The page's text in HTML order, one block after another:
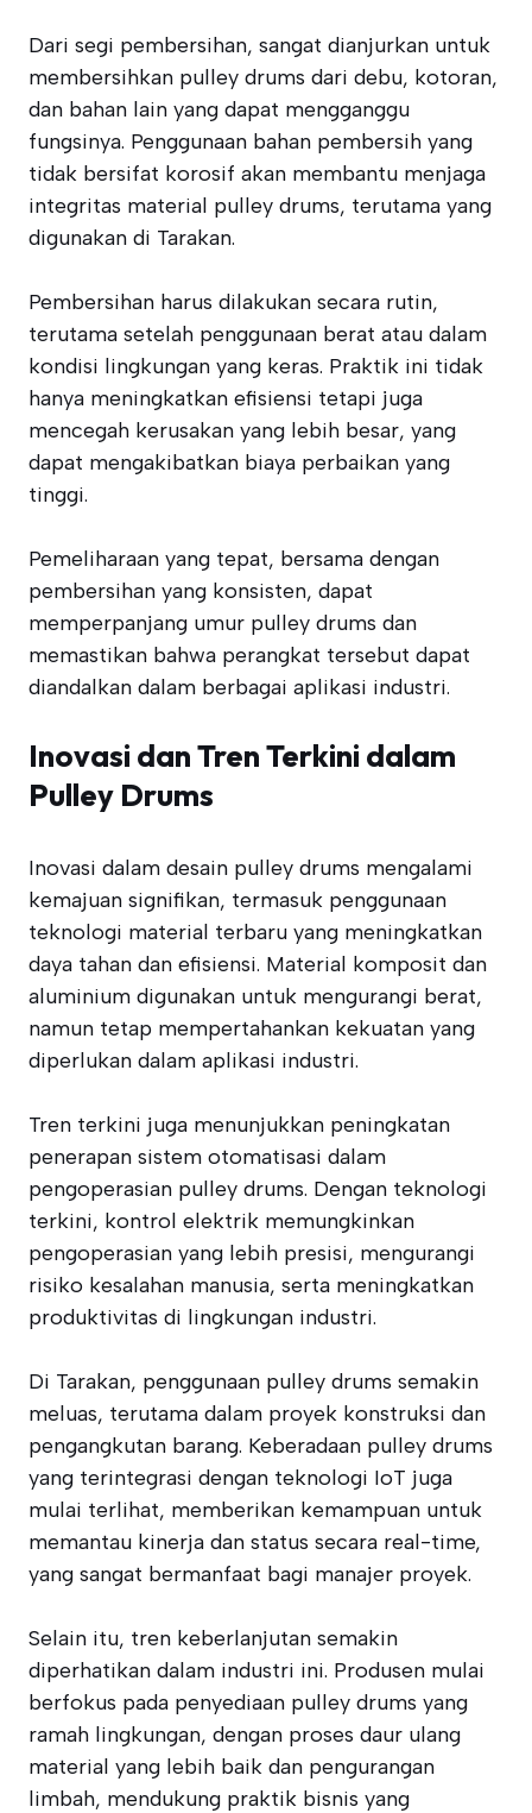
Dari segi pembersihan, sangat dianjurkan untuk
membersihkan pulley drums dari debu, kotoran,
dan bahan lain yang dapat mengganggu
fungsinya. Penggunaan bahan pembersih yang
tidak bersifat korosif akan membantu menjaga
integritas material pulley drums, terutama yang
digunakan di Tarakan.
Pembersihan harus dilakukan secara rutin,
terutama setelah penggunaan berat atau dalam
kondisi lingkungan yang keras. Praktik ini tidak
hanya meningkatkan efisiensi tetapi juga
mencegah kerusakan yang lebih besar, yang
dapat mengakibatkan biaya perbaikan yang
tinggi.
Pemeliharaan yang tepat, bersama dengan
pembersihan yang konsisten, dapat
memperpanjang umur pulley drums dan
memastikan bahwa perangkat tersebut dapat
diandalkan dalam berbagai aplikasi industri.
Inovasi dan Tren Terkini dalam
Pulley Drums
Inovasi dalam desain pulley drums mengalami
kemajuan signifikan, termasuk penggunaan
teknologi material terbaru yang meningkatkan
daya tahan dan efisiensi. Material komposit dan
aluminium digunakan untuk mengurangi berat,
namun tetap mempertahankan kekuatan yang
diperlukan dalam aplikasi industri.
Tren terkini juga menunjukkan peningkatan
penerapan sistem otomatisasi dalam
pengoperasian pulley drums. Dengan teknologi
terkini, kontrol elektrik memungkinkan
pengoperasian yang lebih presisi, mengurangi
risiko kesalahan manusia, serta meningkatkan
produktivitas di lingkungan industri.
Di Tarakan, penggunaan pulley drums semakin
meluas, terutama dalam proyek konstruksi dan
pengangkutan barang. Keberadaan pulley drums
yang terintegrasi dengan teknologi IoT juga
mulai terlihat, memberikan kemampuan untuk
memantau kinerja dan status secara real-time,
yang sangat bermanfaat bagi manajer proyek.
Selain itu, tren keberlanjutan semakin
diperhatikan dalam industri ini. Produsen mulai
berfokus pada penyediaan pulley drums yang
ramah lingkungan, dengan proses daur ulang
material yang lebih baik dan pengurangan
limbah, mendukung praktik bisnis yang